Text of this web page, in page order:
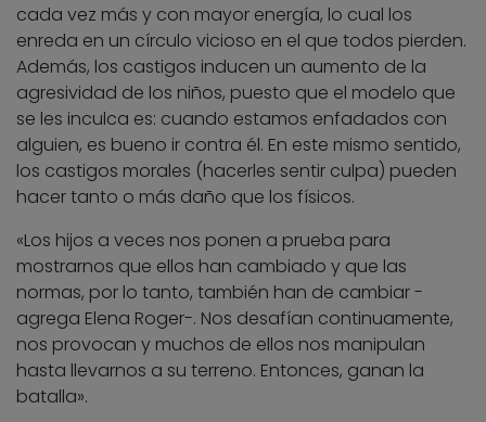
cada vez más y con mayor energía, lo cual los
enreda en un círculo vicioso en el que todos pierden.
Además, los castigos inducen un aumento de la
agresividad de los niños, puesto que el modelo que
se les inculca es: cuando estamos enfadados con
alguien, es bueno ir contra él. En este mismo sentido,
los castigos morales (hacerles sentir culpa) pueden
hacer tanto o más daño que los físicos.
«Los hijos a veces nos ponen a prueba para
mostrarnos que ellos han cambiado y que las
normas, por lo tanto, también han de cambiar -
agrega Elena Roger-. Nos desafían continuamente,
nos provocan y muchos de ellos nos manipulan
hasta llevarnos a su terreno. Entonces, ganan la
batalla».